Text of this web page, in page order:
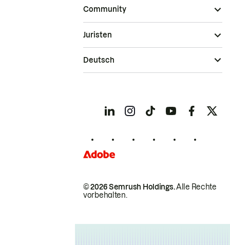
Community
© 2026 Semrush Holdings.Alle Rechte
vorbehalten.
Juristen
Deutsch